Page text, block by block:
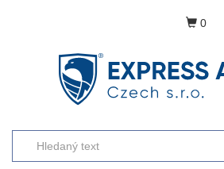
0